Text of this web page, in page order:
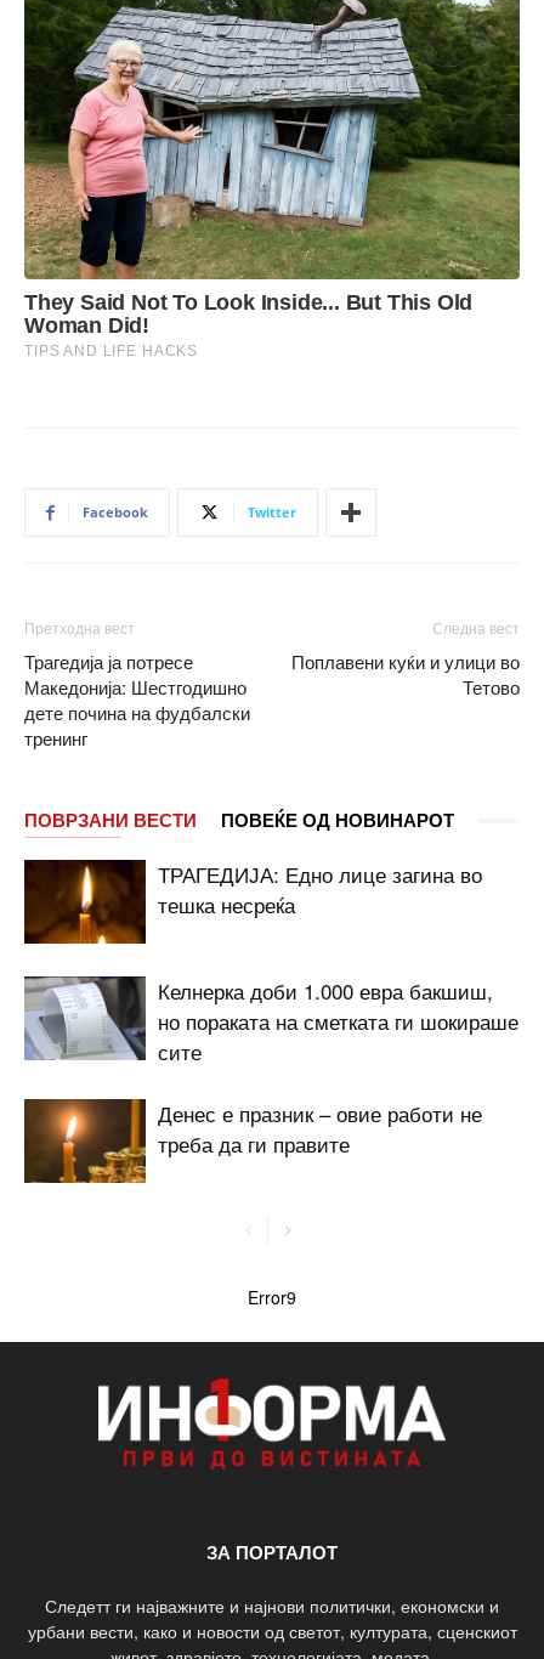
Facebook Twitter
Претходна вест
Трагедија ја потресе
Македонија: Шестгодишно
дете почина на фудбалски
тренинг
Следна вест
Поплавени куќи и улици во
Тетово
ПОВРЗАНИ ВЕСТИ ПОВЕЌЕ ОД НОВИНАРОТ
ТРАГЕДИЈА: Едно лице загина во
тешка несреќа
Келнерка доби 1.000 евра бакшиш,
но пораката на сметката ги шокираше
сите
Денес е празник – овие работи не
треба да ги правите
Error9
ЗА ПОРТАЛОТ
Следетт ги најважните и најнови политички, економски и
урбани вести, како и новости од светот, културата, сценскиот